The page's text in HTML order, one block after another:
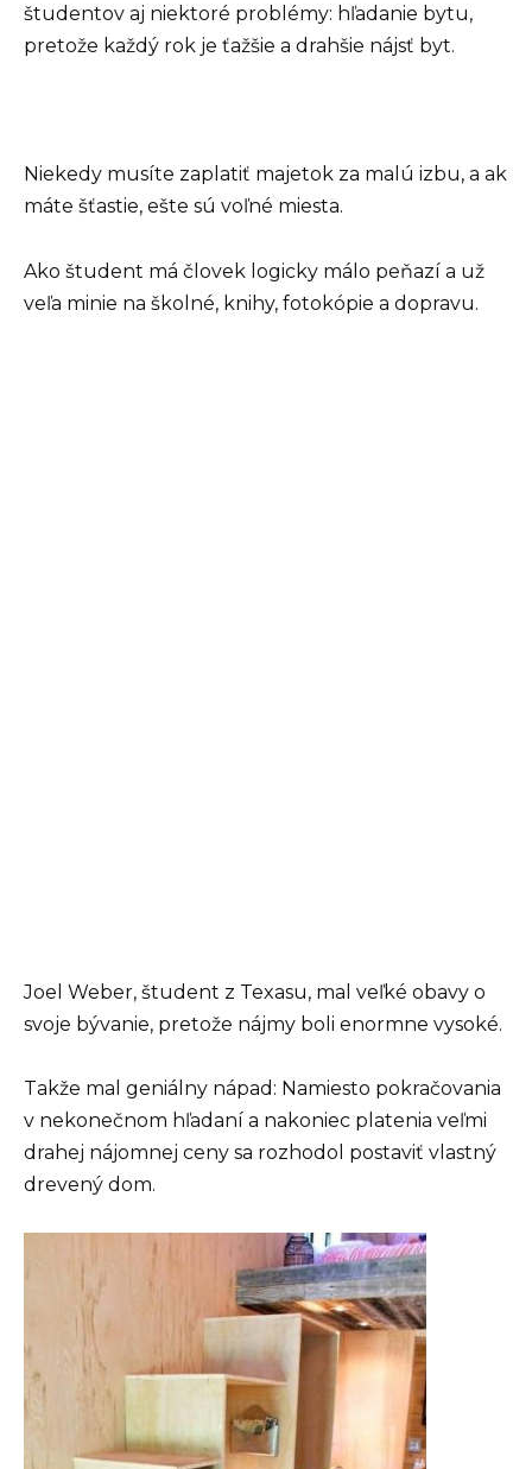
študentov aj niektoré problémy: hľadanie bytu,
pretože každý rok je ťažšie a drahšie nájsť byt.
Niekedy musíte zaplatiť majetok za malú izbu, a ak
máte šťastie, ešte sú voľné miesta.
Ako študent má človek logicky málo peňazí a už
veľa minie na školné, knihy, fotokópie a dopravu.
Joel Weber, študent z Texasu, mal veľké obavy o
svoje bývanie, pretože nájmy boli enormne vysoké.
Takže mal geniálny nápad: Namiesto pokračovania
v nekonečnom hľadaní a nakoniec platenia veľmi
drahej nájomnej ceny sa rozhodol postaviť vlastný
drevený dom.